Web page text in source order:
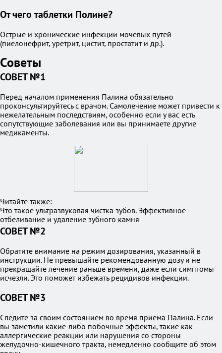
От чего таблетки Полине?
Острые и хронические инфекции мочевых путей
(пиелонефрит, уретрит, цистит, простатит и др.).
Советы
СОВЕТ №1
Перед началом применения Палина обязательно
проконсультируйтесь с врачом. Самолечение может привести к
нежелательным последствиям, особенно если у вас есть
сопутствующие заболевания или вы принимаете другие
медикаменты.
Читайте также:
Что такое ультразвуковая чистка зубов. Эффективное
отбеливание и удаление зубного камня
СОВЕТ №2
Обратите внимание на режим дозирования, указанный в
инструкции. Не превышайте рекомендованную дозу и не
прекращайте лечение раньше времени, даже если симптомы
исчезли. Это поможет избежать рецидивов инфекции.
СОВЕТ №3
Следите за своим состоянием во время приема Палина. Если
вы заметили какие-либо побочные эффекты, такие как
аллергические реакции или нарушения со стороны
желудочно-кишечного тракта, немедленно сообщите об этом